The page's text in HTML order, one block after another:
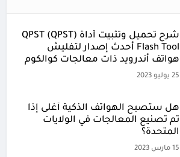
شرح تحميل وتثبيت أداة (QPST (QPST
Flash Tool أحدث إصدار لتفليش
هواتف أندرويد ذات معالجات كوالكوم
25 يوليو 2023
هل ستصبح الهواتف الذكية أغلى إذا
تم تصنيع المعالجات في الولايات
المتحدة؟
15 مارس 2023